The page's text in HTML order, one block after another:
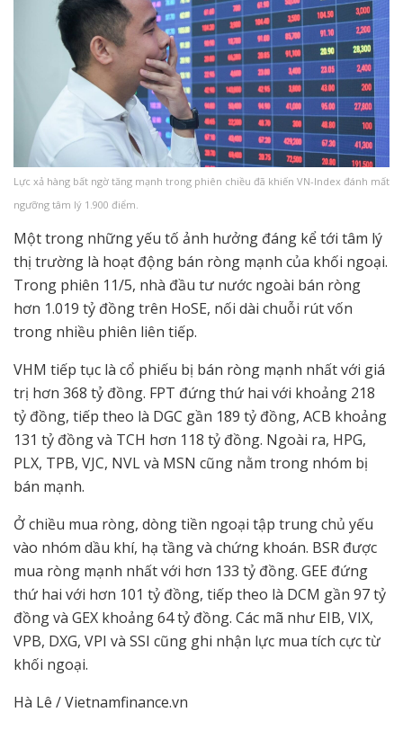
Lực xả hàng bất ngờ tăng mạnh trong phiên chiều đã khiến VN-Index đánh mất
ngưỡng tâm lý 1.900 điểm.
Một trong những yếu tố ảnh hưởng đáng kể tới tâm lý
thị trường là hoạt động bán ròng mạnh của khối ngoại.
Trong phiên 11/5, nhà đầu tư nước ngoài bán ròng
hơn 1.019 tỷ đồng trên HoSE, nối dài chuỗi rút vốn
trong nhiều phiên liên tiếp.
VHM tiếp tục là cổ phiếu bị bán ròng mạnh nhất với giá
trị hơn 368 tỷ đồng. FPT đứng thứ hai với khoảng 218
tỷ đồng, tiếp theo là DGC gần 189 tỷ đồng, ACB khoảng
131 tỷ đồng và TCH hơn 118 tỷ đồng. Ngoài ra, HPG,
PLX, TPB, VJC, NVL và MSN cũng nằm trong nhóm bị
bán mạnh.
Ở chiều mua ròng, dòng tiền ngoại tập trung chủ yếu
vào nhóm dầu khí, hạ tầng và chứng khoán. BSR được
mua ròng mạnh nhất với hơn 133 tỷ đồng. GEE đứng
thứ hai với hơn 101 tỷ đồng, tiếp theo là DCM gần 97 tỷ
đồng và GEX khoảng 64 tỷ đồng. Các mã như EIB, VIX,
VPB, DXG, VPI và SSI cũng ghi nhận lực mua tích cực từ
khối ngoại.
Hà Lê / Vietnamfinance.vn